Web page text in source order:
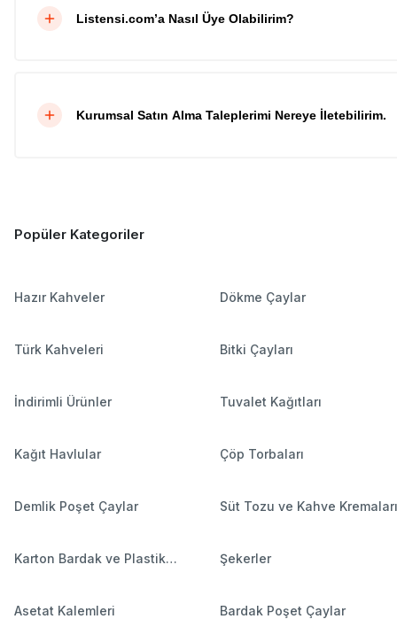
Listensi.com’a Nasıl Üye Olabilirim?
Kurumsal Satın Alma Taleplerimi Nereye İletebilirim.
Popüler Kategoriler
Hazır Kahveler Dökme Çaylar
Türk Kahveleri Bitki Çayları
İndirimli Ürünler Tuvalet Kağıtları
Kağıt Havlular Çöp Torbaları
Demlik Poşet Çaylar Süt Tozu ve Kahve Kremaları
Karton Bardak ve Plastik
Şekerler
Asetat Kalemleri Bardak Poşet Çaylar